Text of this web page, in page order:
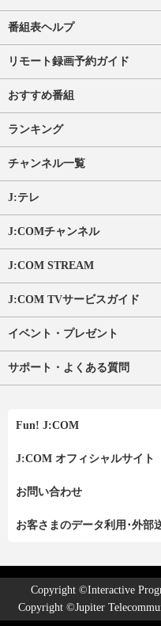
番組表ヘルプ
リモート録画予約ガイド
おすすめ番組
ランキング
チャンネル一覧
J:テレ
J:COMチャンネル
J:COM STREAM
J:COM TVサービスガイド
イベント・プレゼント
サポート・よくある質問
Fun! J:COM
J:COM オフィシャルサイト
お問い合わせ
お客さまのデータ利用･外部
Copyright ©Interactive
Copyright ©Jupiter